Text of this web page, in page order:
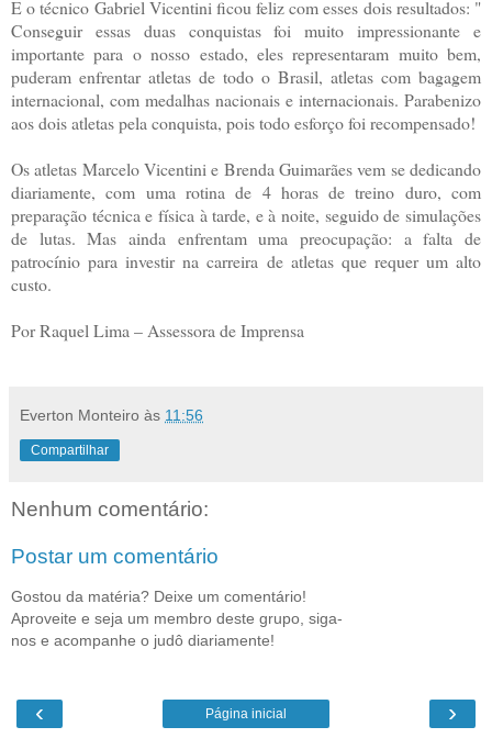
E o técnico Gabriel Vicentini ficou feliz com esses dois resultados: "
Conseguir essas duas conquistas foi muito impressionante e
importante para o nosso estado, eles representaram muito bem,
puderam enfrentar atletas de todo o Brasil, atletas com bagagem
internacional, com medalhas nacionais e internacionais. Parabenizo
aos dois atletas pela conquista, pois todo esforço foi recompensado!
Os atletas Marcelo Vicentini e Brenda Guimarães vem se dedicando
diariamente, com uma rotina de 4 horas de treino duro, com
preparação técnica e física à tarde, e à noite, seguido de simulações
de lutas. Mas ainda enfrentam uma preocupação: a falta de
patrocínio para investir na carreira de atletas que requer um alto
custo.
Por Raquel Lima – Assessora de Imprensa
Everton Monteiro às 11:56
Compartilhar
Nenhum comentário:
Postar um comentário
Gostou da matéria? Deixe um comentário!
Aproveite e seja um membro deste grupo, siga-
nos e acompanhe o judô diariamente!
‹ ›
Página inicial